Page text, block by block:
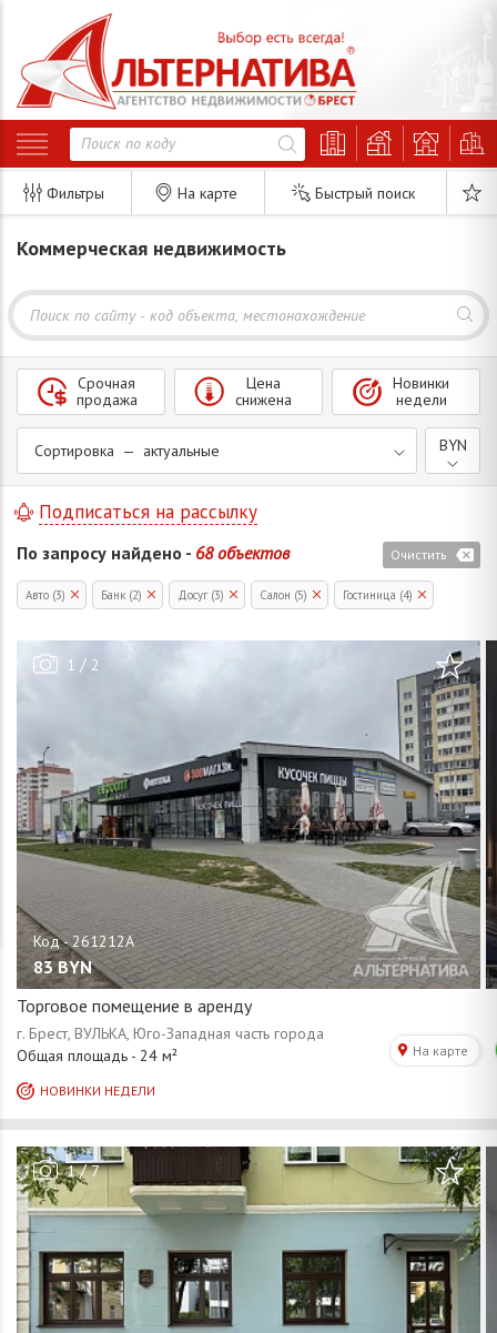
Фильтры На карте Быстрый поиск
Коммерческая недвижимость
Сортировка — актуальные
Срочная
продажа
Цена
снижена
Новинки
недели
BYN
По запросу найдено - 68 объектов Очистить
Подписаться на рассылку
Авто (3) Банк (2) Досуг (3) Салон (5) Гостиница (4)
1 / 2
83 BYN
Торговое помещение в аренду
1/7